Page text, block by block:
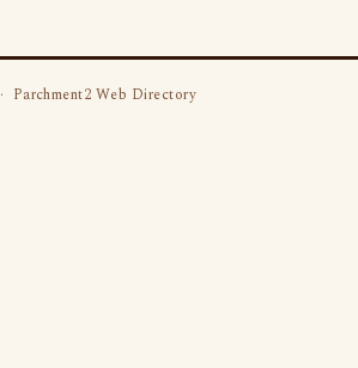
Parchment2 Web Directory